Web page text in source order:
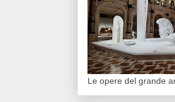
Le opere del grande